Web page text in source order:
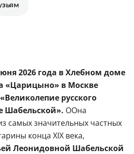
2026 года в Хлебном доме
«Царицыно» в Москве
русского
Шабельской». ООна
самых значительных частных
конца XIX века,
Леонидовной Шабельской